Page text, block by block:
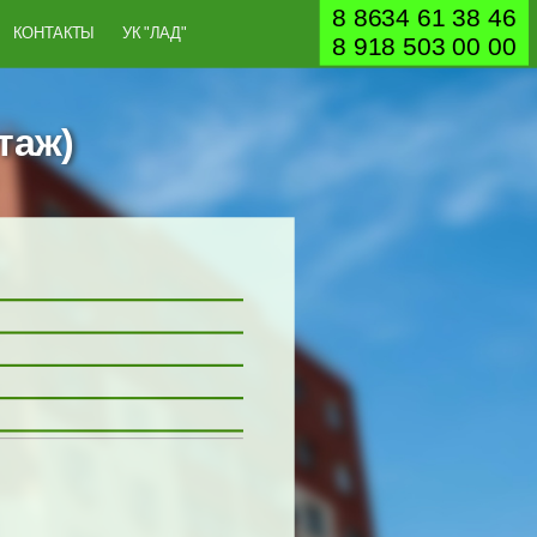
8 8634 61 38 46
8 918 503 00 00
КОНТАКТЫ УК "ЛАД"